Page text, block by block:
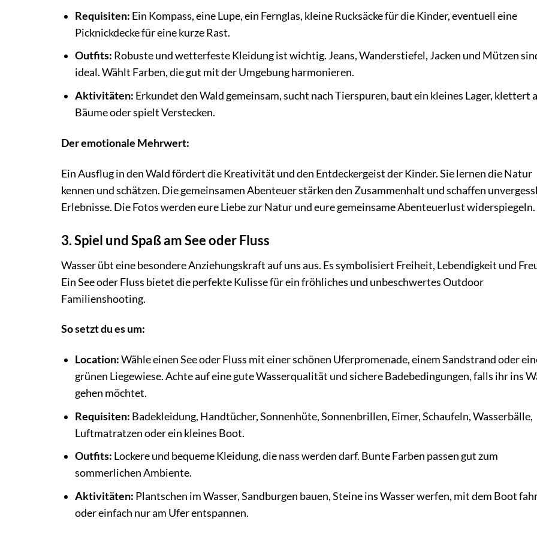
Requisiten: Ein Kompass, eine Lupe, ein Fernglas, kleine Rucksäcke für die Kinder, eventuell eine
Picknickdecke für eine kurze Rast.
Outfits: Robuste und wetterfeste Kleidung ist wichtig. Jeans, Wanderstiefel, Jacken und Mützen
ideal. Wählt Farben, die gut mit der Umgebung harmonieren.
Aktivitäten: Erkundet den Wald gemeinsam, sucht nach Tierspuren, baut ein kleines Lager, klettert
Bäume oder spielt Verstecken.
Der emotionale Mehrwert:
Ein Ausflug in den Wald fördert die Kreativität und den Entdeckergeist der Kinder. Sie lernen die Natur
kennen und schätzen. Die gemeinsamen Abenteuer stärken den Zusammenhalt und schaffen
Erlebnisse. Die Fotos werden eure Liebe zur Natur und eure gemeinsame Abenteuerlust widerspiegeln.
3. Spiel und Spaß am See oder Fluss
Wasser übt eine besondere Anziehungskraft auf uns aus. Es symbolisiert Freiheit, Lebendigkeit und
Ein See oder Fluss bietet die perfekte Kulisse für ein fröhliches und unbeschwertes Outdoor
Familienshooting.
So setzt du es um:
Location:Wähle einen See oder Fluss mit einer schönen Uferpromenade, einem Sandstrand oder
grünen Liegewiese. Achte auf eine gute Wasserqualität und sichere Badebedingungen, falls ihr ins
gehen möchtet.
Requisiten: Badekleidung, Handtücher, Sonnenhüte, Sonnenbrillen, Eimer, Schaufeln, Wasserbälle,
Luftmatratzen oder ein kleines Boot.
Outfits: Lockere und bequeme Kleidung, die nass werden darf. Bunte Farben passen gut zum
sommerlichen Ambiente.
Aktivitäten: Plantschen im Wasser, Sandburgen bauen, Steine ins Wasser werfen, mit dem Boot
oder einfach nur am Ufer entspannen.